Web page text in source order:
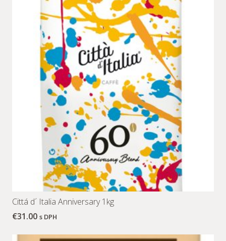
Cittá d´ Italia Anniversary 1kg
€31.00 s DPH